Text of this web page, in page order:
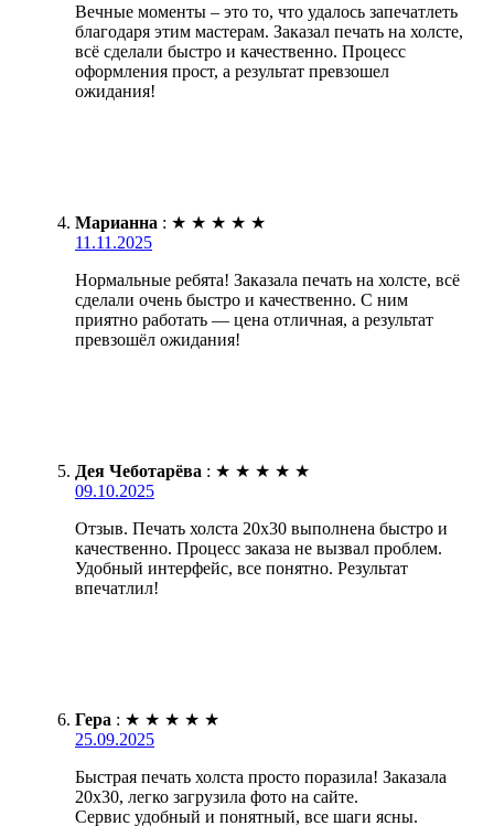
Вечные моменты – это то, что удалось запечатлеть
благодаря этим мастерам. Заказал печать на холсте,
всё сделали быстро и качественно. Процесс
оформления прост, а результат превзошел
ожидания!
Марианна : ★ ★ ★ ★ ★
11.11.2025
Нормальные ребята! Заказала печать на холсте, всё
сделали очень быстро и качественно. С ним
приятно работать — цена отличная, а результат
превзошёл ожидания!
Дея Чеботарёва : ★ ★ ★ ★ ★
09.10.2025
Отзыв. Печать холста 20х30 выполнена быстро и
качественно. Процесс заказа не вызвал проблем.
Удобный интерфейс, все понятно. Результат
впечатлил!
Гера : ★ ★ ★ ★ ★
25.09.2025
Быстрая печать холста просто поразила! Заказала
20х30, легко загрузила фото на сайте.
Сервис удобный и понятный, все шаги ясны.